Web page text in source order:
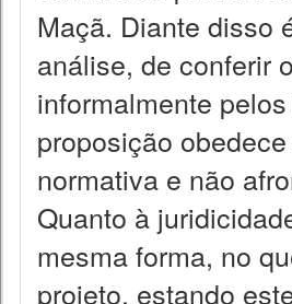
Maçã. Diante disso
análise, de conferir
informalmente
proposição
normativa e não
Quanto à
mesma forma, no
projeto, estando